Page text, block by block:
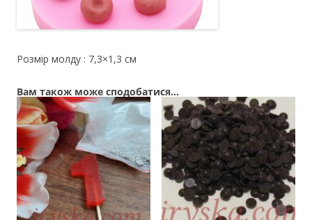
Розмір молду : 7,3×1,3 см
Вам також може сподобатися…